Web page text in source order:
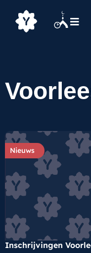
Nieuws
Inschrijvingen